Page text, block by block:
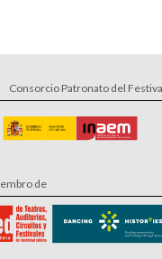
Consorcio Patronato del
de